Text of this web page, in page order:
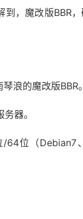
，魔改版BBR
浪的魔改版BBR。
器。
64位（Debian7